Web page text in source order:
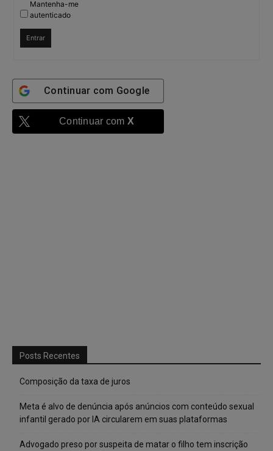
Mantenha-me
autenticado
Entrar
Continuar com Google
Continuar com X
Posts Recentes
Composição da taxa de juros
Meta é alvo de denúncia após anúncios com conteúdo sexual
infantil gerado por IA circularem em suas plataformas
Advogado preso por suspeita de matar o filho tem inscrição